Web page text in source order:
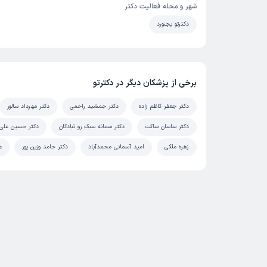
شهر و محله فعالیت دکتر
دکترتو بجنورد
برخی از پزشکان دیگر در دکترتو
دکتر جعفر کاظم زاده دکتر جمشید راحمی دکتر مهرداد سالور
دکتر ساسان ساکت دکتر سمانه سبک رو تبادکان دکتر حسین
زهره ملکی امید آسمانی محمدآباد دکتر حامد وزین پور